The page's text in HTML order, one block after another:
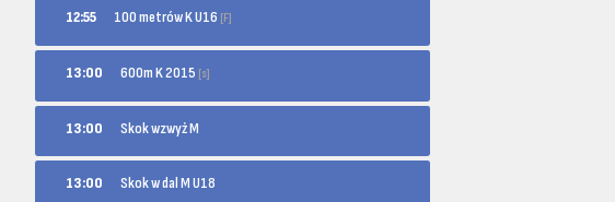
12:55 100 metrów K U16 [F]
13:00 600m K 2015 [s]
13:00 Skok wzwyż M
13:00 Skok w dal M U18